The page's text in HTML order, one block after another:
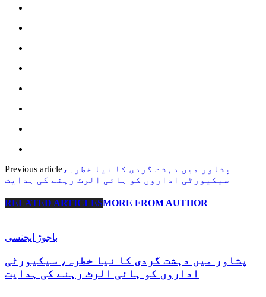
Previous article پشاور میں دہشت گردی کا نیا خطرہ،
سیکیورٹی اداروں کو ہائی الرٹ رہنے کی ہدایت
RELATED ARTICLESMORE FROM AUTHOR
باجوڑ ایجنسی
پشاور میں دہشت گردی کا نیا خطرہ، سیکیورٹی
اداروں کو ہائی الرٹ رہنے کی ہدایت